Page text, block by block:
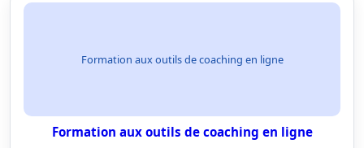
Formation aux outils de coaching en ligne
Formation aux outils de coaching en ligne